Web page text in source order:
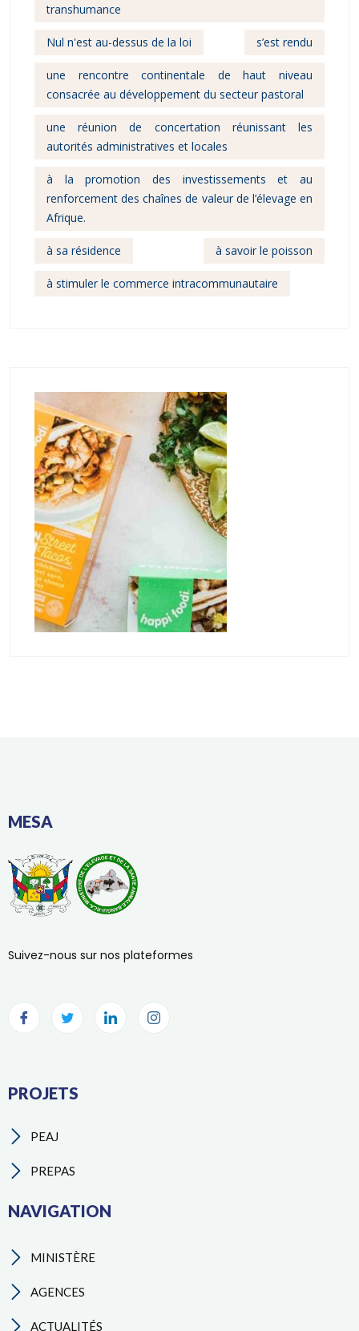
transhumance
Nul n'est au-dessus de la loi s’est rendu
une rencontre continentale de haut niveau
consacrée au développement du secteur pastoral
une réunion de concertation réunissant les
autorités administratives et locales
à la promotion des investissements et au
renforcement des chaînes de valeur de l’élevage en
Afrique.
à sa résidence à savoir le poisson
à stimuler le commerce intracommunautaire
MESA
Suivez-nous sur nos plateformes
PROJETS
PEAJ
PREPAS
NAVIGATION
MINISTÈRE
AGENCES
ACTUALITÉS